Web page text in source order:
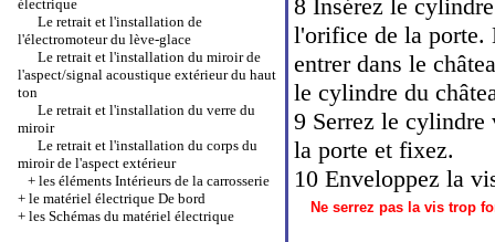
électrique
Le retrait et l'installation de
l'électromoteur du lève-glace
Le retrait et l'installation du miroir de
l'aspect/signal acoustique extérieur du haut
ton
Le retrait et l'installation du verre du
miroir
Le retrait et l'installation du corps du
miroir de l'aspect extérieur
+ les éléments Intérieurs de la carrosserie
+ le matériel électrique De bord
+ les Schémas du matériel électrique
8 Insérez le
l'orifice de la
entrer dans le
le cylindre du
9 Serrez le cylindre
la porte et fixez.
10 Enveloppez la
Ne serrez pas la vis trop